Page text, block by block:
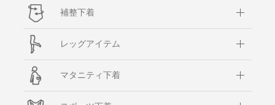
補整下着
レッグアイテム
マタニティ下着